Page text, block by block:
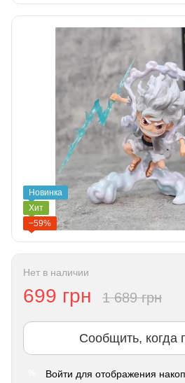
Новинка
Хит
−59%
Нет в наличии
699 грн 1 689 грн
Сообщить, когда
Войти для отображения